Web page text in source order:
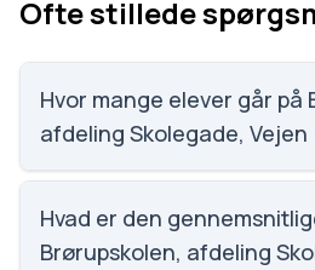
Ofte stillede
Hvor mange elever går på
afdeling Skolegade, Vejen
Brørupskolen, afdeling
har 533 elever, hvilket gør den
3143 skoler.
Hvad er den
Brørupskolen, afdeling